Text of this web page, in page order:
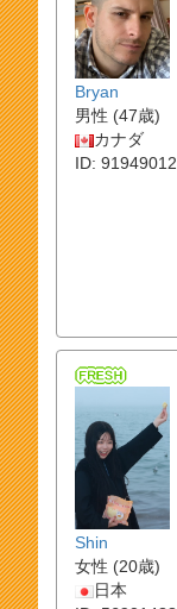
Bryan
男性 (47歳)
カナダ
ID: 91949012
Shin
女性 (20歳)
日本